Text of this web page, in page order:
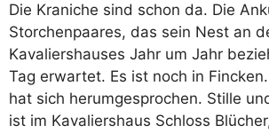
Die Kraniche sind schon da. Die
Storchenpaares, das sein Nest an
Kavaliershauses Jahr um Jahr
Tag erwartet. Es ist noch in
hat sich herumgesprochen. Stille
ist im Kavaliershaus Schloss